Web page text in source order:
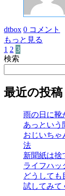
dtbox 0 コメント
もっと見る
投
稿
の
ペ
1 2 3
検索
最近の投稿
雨の日に靴
あっとい
おじいちゃ
法
新聞紙は捨
ライフハッ
どうしても
試してみて